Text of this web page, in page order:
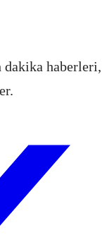
dakika haberleri,